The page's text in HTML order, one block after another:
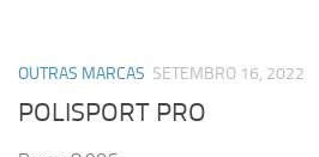
OUTRAS MARCAS SETEMBRO 16, 2022
POLISPORT PRO